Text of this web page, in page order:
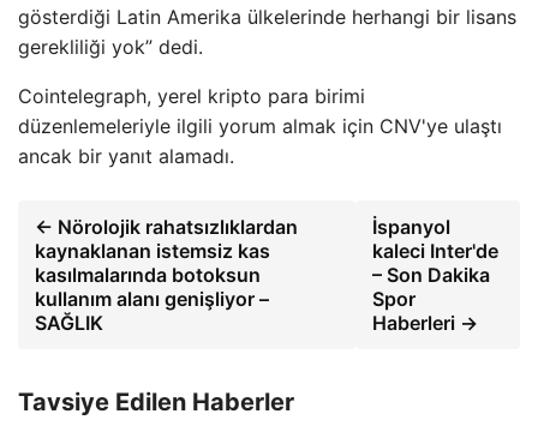
gösterdiği Latin Amerika ülkelerinde herhangi bir lisans
gerekliliği yok” dedi.
Cointelegraph, yerel kripto para birimi
düzenlemeleriyle ilgili yorum almak için CNV'ye ulaştı
ancak bir yanıt alamadı.
← Nörolojik rahatsızlıklardan
kaynaklanan istemsiz kas
kasılmalarında botoksun
kullanım alanı genişliyor –
SAĞLIK
İspanyol
kaleci Inter'de
– Son Dakika
Spor
Haberleri →
Tavsiye Edilen Haberler